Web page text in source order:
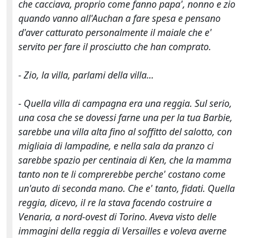
che cacciava, proprio come fanno papa', nonno e zio
quando vanno all'Auchan a fare spesa e pensano
d'aver catturato personalmente il maiale che e'
servito per fare il prosciutto che han comprato.
- Zio, la villa, parlami della villa...
- Quella villa di campagna era una reggia. Sul serio,
una cosa che se dovessi farne una per la tua Barbie,
sarebbe una villa alta fino al soffitto del salotto, con
migliaia di lampadine, e nella sala da pranzo ci
sarebbe spazio per centinaia di Ken, che la mamma
tanto non te li comprerebbe perche' costano come
un'auto di seconda mano. Che e' tanto, fidati. Quella
reggia, dicevo, il re la stava facendo costruire a
Venaria, a nord-ovest di Torino. Aveva visto delle
immagini della reggia di Versailles e voleva averne